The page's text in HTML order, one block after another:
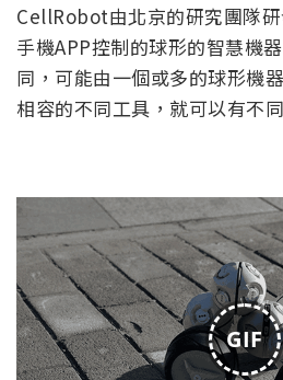
CellRobot由北京的研究團隊
手機APP控制的球形的智慧機
同，可能由一個或多的球形機
相容的不同工具，就可以有不
GIF